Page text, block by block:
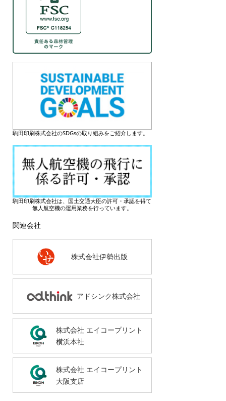
駒田印刷株式会社のSDGsの取り組みをご紹介します。
駒田印刷株式会社は、国土交通大臣の許可・承認を得て
無人航空機の運用業務を行っています。
関連会社
株式会社伊勢出版
アドシンク株式会社
株式会社 エイコープリント
横浜本社
株式会社 エイコープリント
大阪支店